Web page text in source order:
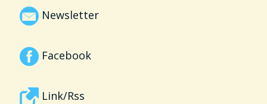
Newsletter
Facebook
Link/Rss